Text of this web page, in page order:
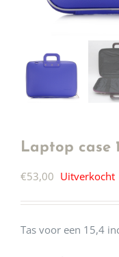
Laptop case
€53,00 Uitverkocht
Tas voor een 15,4